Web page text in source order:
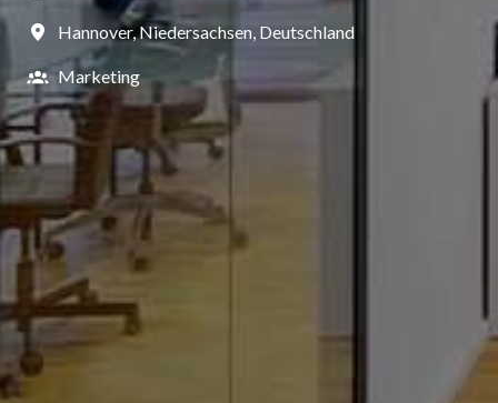
Hannover,Niedersachsen, Deutschland
Marketing